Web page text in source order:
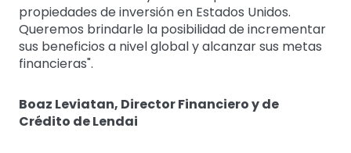
propiedades de inversión en Estados Unidos.
Queremos brindarle la posibilidad de incrementar
sus beneficios a nivel global y alcanzar sus metas
financieras".
Boaz Leviatan, Director Financiero y de
Crédito de Lendai